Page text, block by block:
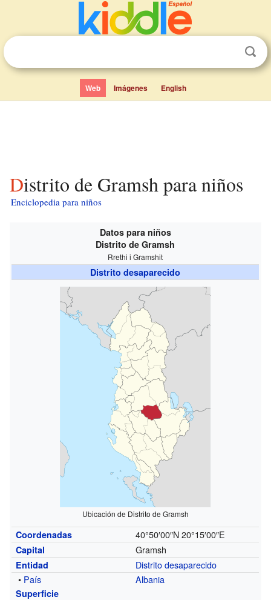
Web Imágenes English
Distrito de Gramsh para niños
Enciclopedia para niños
Datos para niños
Distrito de Gramsh
Rrethi i Gramshit
Distrito desaparecido
Ubicación de Distrito de Gramsh
Coordenadas 40°50′00″N 20°15′00″E
Capital Gramsh
Entidad
Distrito desaparecido
• País Albania
Superficie